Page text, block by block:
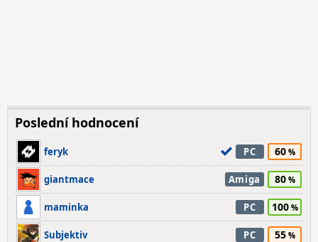
Poslední hodnocení
feryk PC 60
giantmace Amiga 80
maminka PC 100
Subjektiv PC 55